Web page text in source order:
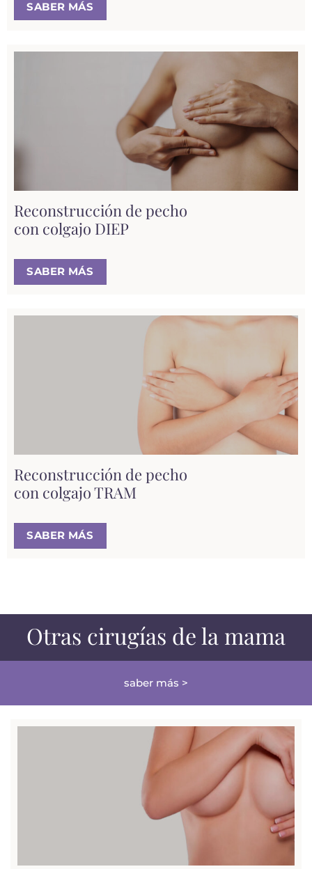
SABER MÁS
Reconstrucción de pecho
con colgajo DIEP
SABER MÁS
Reconstrucción de pecho
con colgajo TRAM
SABER MÁS
Otras cirugías de la mama
saber más >